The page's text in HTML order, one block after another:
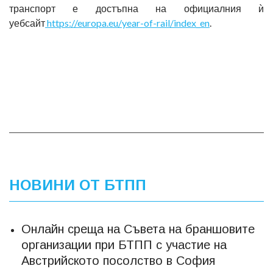
транспорт е достъпна на официалния ѝ
уебсайтhttps://europa.eu/year-of-rail/index_en.
НОВИНИ ОТ БТПП
Онлайн среща на Съвета на браншовите
организации при БТПП с участие на
Австрийското посолство в София